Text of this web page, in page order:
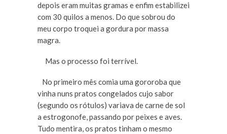
depois eram muitas gramas e enfim estabilizei
com 30 quilos a menos. Do que sobrou do
meu corpo troquei a gordura por massa
magra.
Mas o processo foi terrível.
No primeiro mês comia uma gororoba que
vinha nuns pratos congelados cujo sabor
(segundo os rótulos) variava de carne de sol
a estrogonofe, passando por peixes e aves.
Tudo mentira, os pratos tinham o mesmo